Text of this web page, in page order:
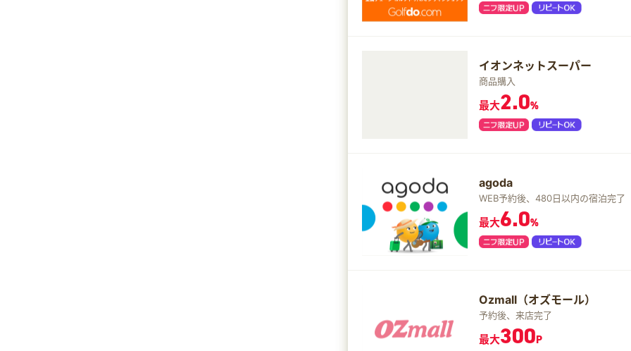
イオンネットスーパー
商品購入
最大2.0%
agoda
WEB予約後、480日以内の宿泊完了
最大6.0%
Ozmall（オズモール）
予約後、来店完了
最大300P